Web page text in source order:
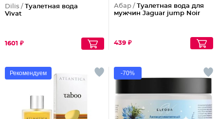
Dilis /
Туалетная вода
Vivat
1601 ₽
Абар /
Туалетная вода для
мужчин Jaguar jump Noir
439 ₽
Рекомендуем -70%